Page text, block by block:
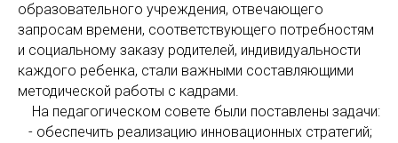
образовательного учреждения, отвечающего
запросам времени, соответствующего потребностям
и социальному заказу родителей, индивидуальности
каждого ребенка, стали важными составляющими
методической работы с кадрами.
На педагогическом совете были поставлены задачи:
- обеспечить реализацию инновационных стратегий;